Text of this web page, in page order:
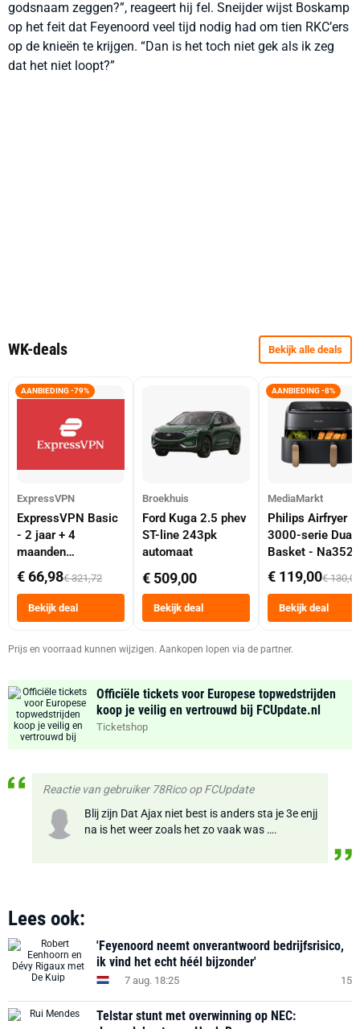
godsnaam zeggen?”, reageert hij fel. Sneijder wijst Boskamp
op het feit dat Feyenoord veel tijd nodig had om tien RKC’ers
op de knieën te krijgen. “Dan is het toch niet gek als ik zeg
dat het niet loopt?”
WK-deals Bekijk alle deals
AANBIEDING -79%
ExpressVPN
ExpressVPN Basic
- 2 jaar + 4
maanden
abonnement
€ 66,98€ 321,72
Bekijk deal
Broekhuis
Ford Kuga 2.5 phev
ST-line 243pk
automaat
€ 509,00
Bekijk deal
AANBIEDING -8%
MediaMarkt
Philips Airfryer
3000-serie Dual
Basket -
Dubbele Mand 9
Tot 6 Personen
Heteluchtfriteuse
Zwart
€ 119,00€ 130,00
Bekijk deal
Prijs en voorraad kunnen wijzigen. Aankopen lopen via de partner.
Officiële tickets voor Europese topwedstrijden
koop je veilig en vertrouwd bij FCUpdate.nl
Ticketshop
Reactie van gebruiker 78Rico op FCUpdate
Blij zijn Dat Ajax niet best is anders sta je 3e enjj
na is het weer zoals het zo vaak was ….
Lees ook:
'Feyenoord neemt onverantwoord bedrijfsrisico,
ik vind het echt héél bijzonder'
7 aug. 18:25 15
Telstar stunt met overwinning op NEC: